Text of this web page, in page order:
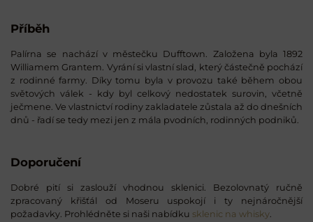
Příběh
Palírna se nachází v městečku Dufftown. Založena byla 1892
Williamem Grantem. Vyrání si vlastní slad, který částečně pochází
z rodinné farmy. Díky tomu byla v provozu také během obou
světových válek - kdy byl celkový nedostatek surovin, včetně
ječmene. Ve vlastnictví rodiny zakladatele zůstala až do dnešních
dnů - řadí se tedy mezi jen z mála pvodních, rodinných podniků.
Doporučení
Dobré pití si zaslouží vhodnou sklenici. Bezolovnatý ručně
zpracovaný křišťál od Moseru uspokojí i ty nejnáročnější
požadavky. Prohlédněte si naši nabídku sklenic na whisky